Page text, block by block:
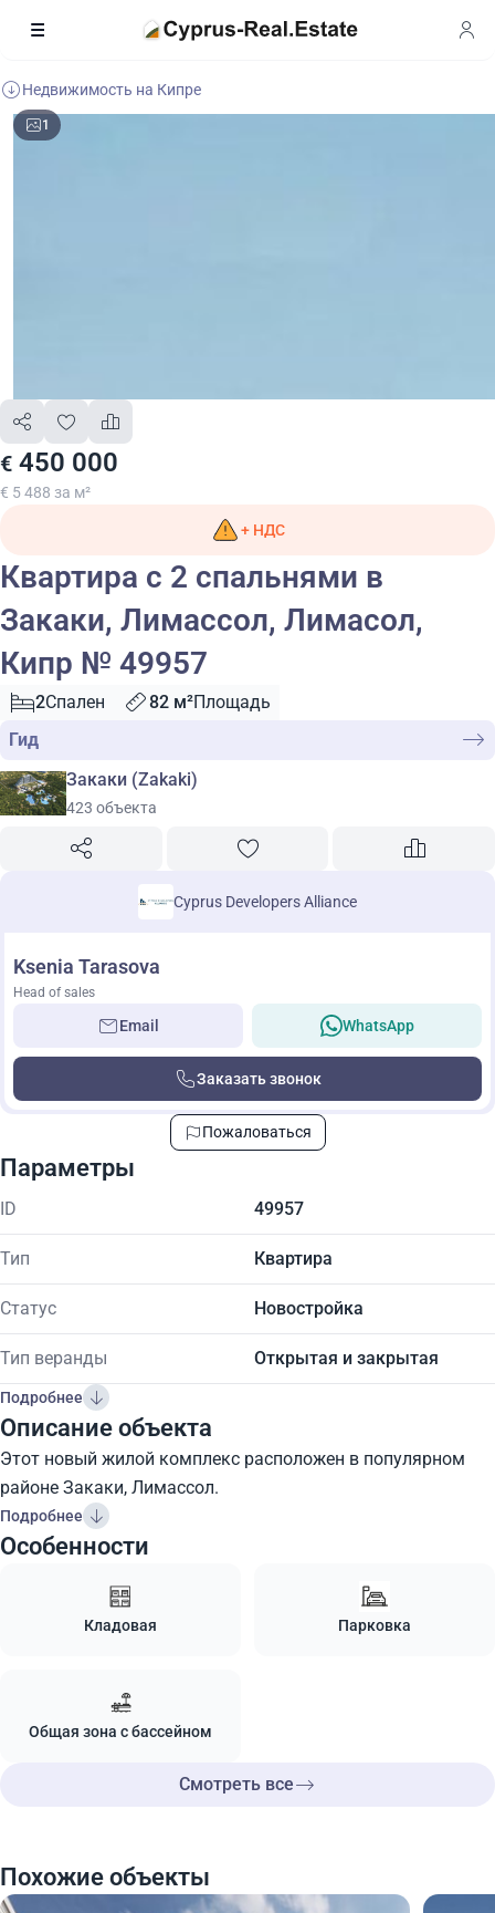
Недвижимость на Кипре
1
€ 450 000
€ 5 488 за м²
+ НДС
Квартира с 2 спальнями в
Закаки, Лимассол, Лимасол,
Кипр № 49957
2Спален 82 м²Площадь
Гид
Закаки (Zakaki)
423 объекта
Cyprus Developers Alliance
Ksenia Tarasova
Head of sales
Email WhatsApp
Заказать звонок
Пожаловаться
Параметры
ID 49957
Тип Квартира
Статус Новостройка
Тип веранды Открытая и закрытая
Подробнее
Описание объекта
Этот новый жилой комплекс расположен в популярном
районе Закаки, ​​Лимассол.
Подробнее
Особенности
Кладовая Парковка
Общая зона с бассейном
Смотреть все
Похожие объекты